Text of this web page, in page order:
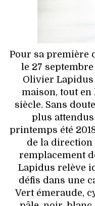
Pour sa première
le 27
Olivier Lapidus
maison, tout en
siècle. Sans
plus
printemps été
de la
remplacement
Lapidus relève
défis dans une
Vert émeraude,